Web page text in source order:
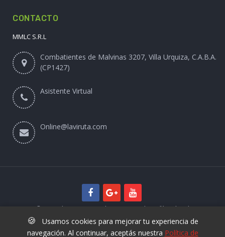
CONTACTO
MMLC S.R.L
Combatientes de Malvinas 3207, Villa Urquiza, C.A.B.A.
(CP1427)
Asistente Virtual
Online@laviruta.com
© 2025 laviruta.com | Diseño web SofihaCloud
🍪
Usamos cookies para mejorar tu experiencia de
navegación. Al continuar, aceptás nuestra Política de